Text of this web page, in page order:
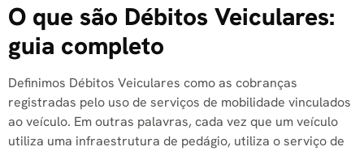
O que são Débitos Veiculares:
guia completo
Definimos Débitos Veiculares como as cobranças
registradas pelo uso de serviços de mobilidade vinculados
ao veículo. Em outras palavras, cada vez que um veículo
utiliza uma infraestrutura de pedágio, utiliza o serviço de